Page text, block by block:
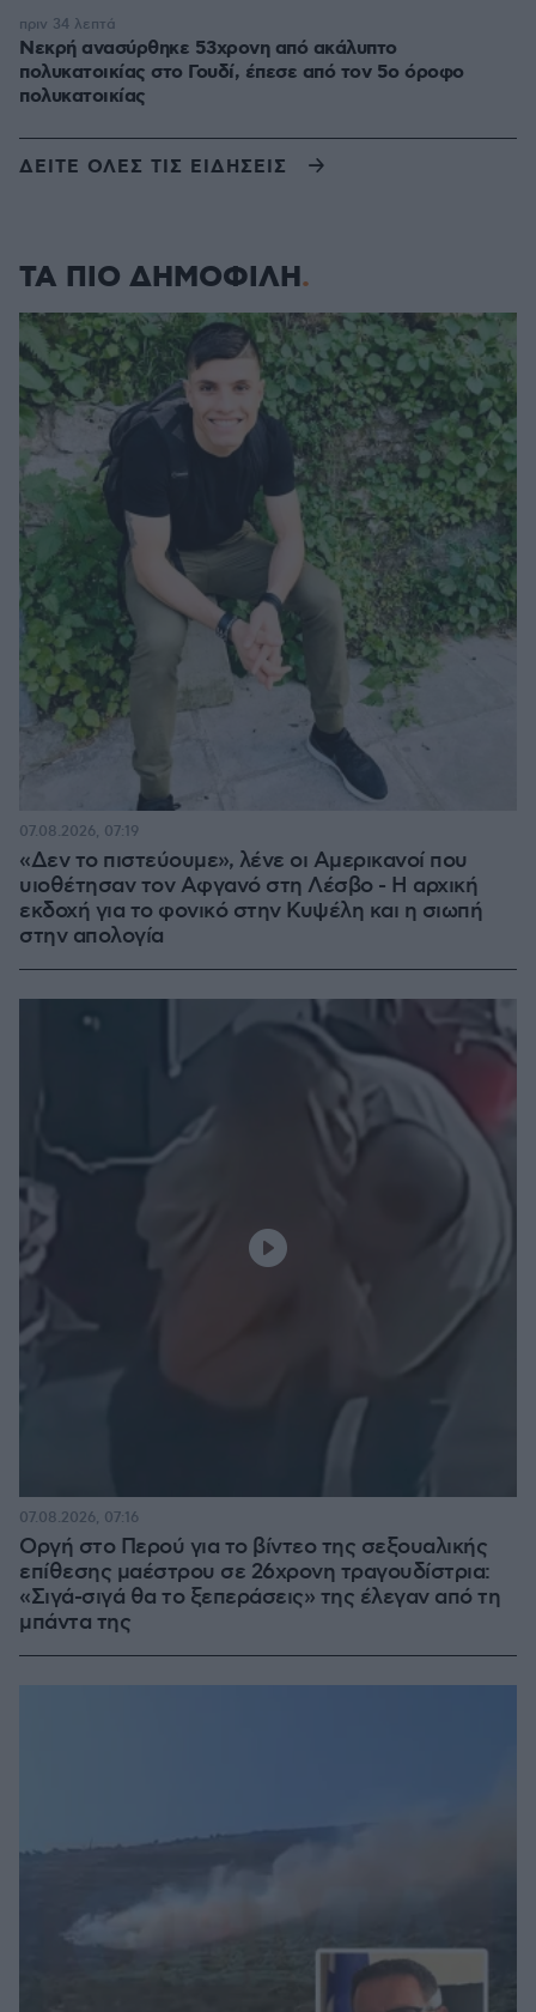
Νεκρή ανασύρθηκε 53χρονη από ακάλυπτο
πολυκατοικίας στο Γουδί, έπεσε από τον 5ο όροφο
πολυκατοικίας
πριν 34 λεπτά
ΔΕΙΤΕ ΟΛΕΣ ΤΙΣ ΕΙΔΗΣΕΙΣ
ΤΑ ΠΙΟ ΔΗΜΟΦΙΛΗ
«Δεν το πιστεύουμε», λένε οι Αμερικανοί που
υιοθέτησαν τον Αφγανό στη Λέσβο - Η αρχική
εκδοχή για το φονικό στην Κυψέλη και η σιωπή
στην απολογία
07.08.2026, 07:19
Οργή στο Περού για το βίντεο της σεξουαλικής
επίθεσης μαέστρου σε 26χρονη τραγουδίστρια:
«Σιγά-σιγά θα το ξεπεράσεις» της έλεγαν από τη
μπάντα της
07.08.2026, 07:16